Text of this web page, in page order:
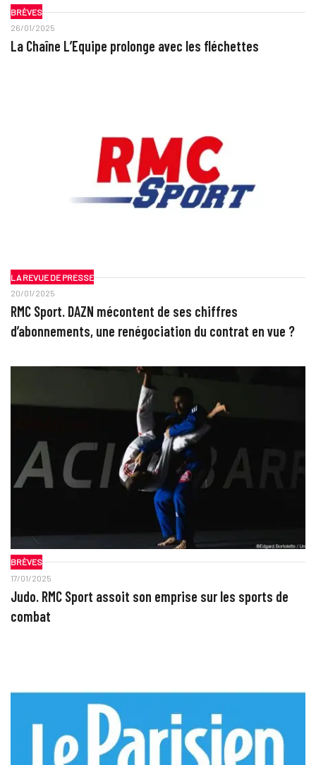
BRÈVES
26/01/2025
La Chaîne L’Equipe prolonge avec les fléchettes
LA REVUE DE PRESSE
20/01/2025
RMC Sport. DAZN mécontent de ses chiffres
d’abonnements, une renégociation du contrat en vue ?
BRÈVES
17/01/2025
Judo. RMC Sport assoit son emprise sur les sports de
combat